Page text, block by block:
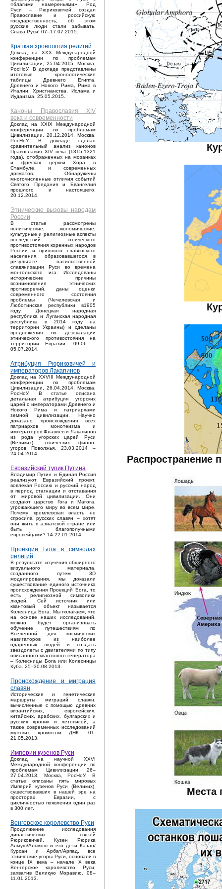
«благими намереньями». Род
Руси – Рюриковичей создал
Православие и российскую
государственность, об этом
русские люди стали забывать.
Слава Руси! 07–17.07.2015.
Краткая хронология религий
Доклад на XXX Международной
конференции по проблемам
Цивилизации, 25.04.2015, Москва,
РосНоУ. В докладе представлены
итоговые хронологические
таблицы Древнего Египта,
Древнего и Нового Рима, Рима в
Италии, Христианства, Ислама и
Иудаизма. 25.05.2015.
Каноны Православия XIV
века и современности
Доклад на XXIX Международной
конференции по проблемам
Цивилизации, 20.12.2014, Москва,
РосНоУ. В докладе сделан
сравнительный анализ канонов
Православия XIV века (1315-1321
года), отображенных на мозаиках
и фресках церкви Хора в
Стамбуле, и современных
догматов. Обнаружены
многочисленные отличия событий
Святого Предания и Евангелия
прошлого и настоящего.
20.12.2014.
Этнические вызовы народам
России
В статье рассмотрены
политические, экономические,
культурные и религиозные аспекты
последствий этнического
противостояния коренных народов
России и пришлого славянского
населения, образовавшегося в
результате насильственной
славянизации Руси во времена
монгольского ига. Исследованы
исторические причины
возникновения этнических
противоречий, даны оценки
современного состояния
проблемы (Чечелевская и
Люботинская республики в1905
году, Донецкая народная
республика и Луганская народная
республика в 2014 году на
территории Украины) и сделаны
предложения по деэскалации
этнического противостояния на
территории Евразии. 09.06 –
05.07.2014.
Атрибуция Рюриковичей и
императоров Лакапинов
Доклад на XXVIII Международной
конференции по проблемам
Цивилизации, 26.04.2014, Москва,
РосНоУ. В статье описана
детальная атрибуция угорских
царей с императорами Древнего и
Нового Рима и патриархами
земной цивилизации. Научно
доказано происхождения всех
патриархов монотеизма и
императоров Флавиев и Лакапинов
из рода угорских царей Руси
(Великих), этнических финно-
угоров Поволжья. 23.03.2014 –
24.04.2014.
Евразийский тупик Путина
Владимир Путин и Единая Россия
реализуют Евразийский проект,
вовлекая Россию и русский народ
в период стагнации и отставания
от мировой цивилизации. Они
создают царство Гога и Магога,
угрожающего миру во всем мире.
Почему кремлевская власть не
спросила русских славян – хотят
они жить в азиатской стране или
быть благополучными
европейцами? 14-22.01.2014.
Проекции Бога в символах
религий
В результате изучения обширного
визуального материала,
созданного путем 3D
моделирования, мы доказали
существование единого источника
происхождения Проекций Бога, то
есть религиозной символики
людей. Сей источник или
квантовый объект называется
Колесница Бога. Мы полагаем, что
на основе наших исследований,
можно будет организовать
обучение путешествиям по
Вселенной для космических
навигаторов из наиболее
одаренных людей и создать
звездолеты с двигателями по типу
описанного квантового генератора
– Колесницы Бога или Колесницы
Куба. 25–30.08.2013.
Происхождение и миграция
славян
Исторические и генетические
маршруты миграций славян,
вычисленные с помощью древних
византийских, европейских,
китайских, арабских, булгарских и
русских хроник и летописей, а
также современных исследований
мужских хромосом ДНК. 01-
21.05.2013.
Империи кузенов Руси
Доклад на научной XXVI
Международной конференции по
проблемам Цивилизации 26–
27.04.2013, Москва, РосНоУ. В
статье описаны пять мировых
Империй кузенов Руси (Великих),
существовавших в нашей эре на
просторах Евразии, с
цикличностью появления один раз
в 300 лет.
Венгерское королевство Руси
Продолжение исследования
династических связей
Рюриковичей. Кузен Рюрика
Алмуш/Альмош и его дети Казан/
Курсан и Арбат/Арпад, все
этнические угоры Руси, основали в
конце IX века – начале X века
Венгерское королевство Руси,
захватив Великую Моравию. 08–
11.01.2013.
Распространение
Места